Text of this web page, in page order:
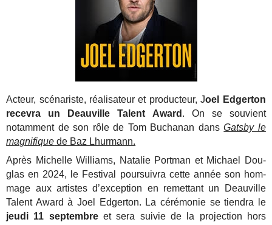
Acteur, scé­na­riste, réa­li­sa­teur et pro­duc­teur, Joel Edger­ton
recevra un Deauville Talent Award . On se souvient
notamment de son rôle de Tom Buchanan dansGatsby le
magnifique de Baz Lhurmann.
Après Michelle Williams, Nata­lie Port­man et Michael Dou­
glas en 2024, le Fes­ti­val pour­sui­vra cette année son hom­
mage aux artistes d’exception en remet­tant un Deau­ville
Talent Award à Joel Edger­ton. La céré­mo­nie se tien­dra le
jeu­di 11 sep­tembreet sera sui­vie de la pro­jec­tion hors